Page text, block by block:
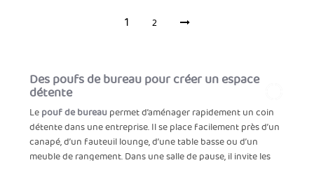
1 2
Des poufs de bureau pour créer un espace
détente
Lepouf de bureaupermet d’aménager rapidement un coin
détente dans une entreprise. Il se place facilement près d’un
canapé, d’un fauteuil lounge, d’une table basse ou d’un
meuble de rangement. Dans une salle de pause, il invite les